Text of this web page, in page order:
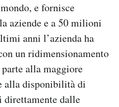
e fornisce
aziende e a 50 milioni
anni l’azienda ha
un ridimensionamento
alla maggiore
alla disponibilità di
dalle